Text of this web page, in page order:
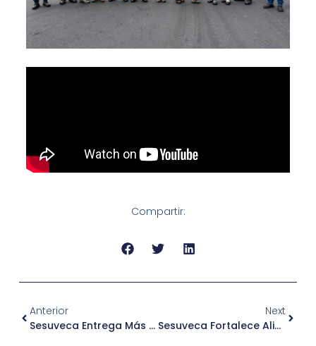
Compartir:
Anterior
Sesuveca Entrega Más De 500 Canastas Por El Día De La Madre En Salaverry
Next
Sesuveca Fortalece Alianza Con La Comisaría PNP Miramar